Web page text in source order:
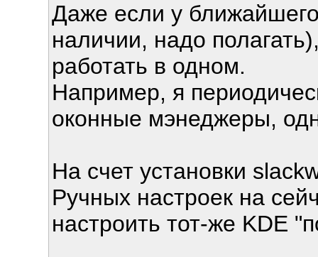
Даже если у
наличии, надо
работать в одном.
Например, я
оконные мэнеджеры,
На счет установки
Ручных настроек на
настроить тот-же KDE